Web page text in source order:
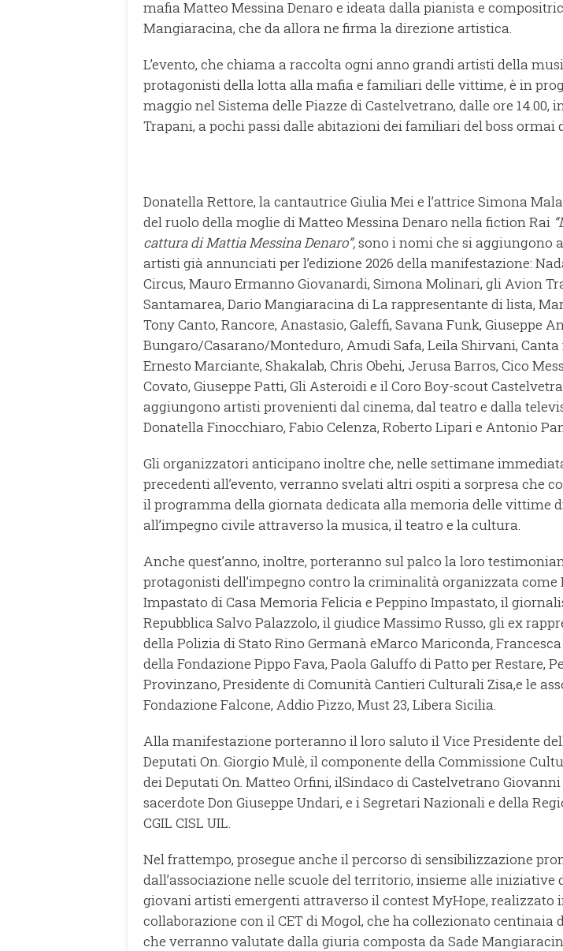
mafia Matteo Messina Denaro e ideata dalla pianista e
Mangiaracina, che da allora ne firma la direzione artistica.
L’evento, che chiama a raccolta ogni anno grandi artisti della
protagonisti della lotta alla mafia e familiari delle vittime, è in
maggio nel Sistema delle Piazze di Castelvetrano, dalle ore 14.00,
Trapani, a pochi passi dalle abitazioni dei familiari del boss ormai
Donatella Rettore, la cantautrice Giulia Mei e l’attrice Simona
del ruolo della moglie di Matteo Messina Denaro nella fiction Rai
cattura di Mattia Messina Denaro”,sono i nomi che si aggiungono
artisti già annunciati per l’edizione 2026 della manifestazione:
Circus, Mauro Ermanno Giovanardi, Simona Molinari, gli Avion
Santamarea, Dario Mangiaracina di La rappresentante di lista,
Tony Canto, Rancore, Anastasio, Galeffi, Savana Funk, Giuseppe
Bungaro/Casarano/Monteduro, Amudi Safa, Leila Shirvani, Canta
Ernesto Marciante, Shakalab, Chris Obehi, Jerusa Barros, Cico
Covato, Giuseppe Patti, Gli Asteroidi e il Coro Boy-scout
aggiungono artisti provenienti dal cinema, dal teatro e dalla
Donatella Finocchiaro, Fabio Celenza, Roberto Lipari e Antonio
Gli organizzatori anticipano inoltre che, nelle settimane
precedenti all’evento, verranno svelati altri ospiti a sorpresa che
il programma della giornata dedicata alla memoria delle vittime
all’impegno civile attraverso la musica, il teatro e la cultura.
Anche quest’anno, inoltre, porteranno sul palco la loro
protagonisti dell’impegno contro la criminalità organizzata come
Impastato di Casa Memoria Felicia e Peppino Impastato, il
Repubblica Salvo Palazzolo, il giudice Massimo Russo, gli ex
della Polizia di Stato Rino Germanà eMarco Mariconda,
della Fondazione Pippo Fava, Paola Galuffo di Patto per Restare,
Provinzano,Presidente di Comunità Cantieri Culturali Zisa,e le
Fondazione Falcone, Addio Pizzo, Must 23, Libera Sicilia.
Alla manifestazione porteranno il loro saluto il Vice Presidente
Deputati On. Giorgio Mulè,il componente della Commissione
dei Deputati On. Matteo Orfini, ilSindaco di Castelvetrano
sacerdote Don Giuseppe Undari, e i Segretari Nazionali e della
CGIL CISL UIL.
Nel frattempo, prosegue anche il percorso di sensibilizzazione
dall’associazione nelle scuole del territorio, insieme alle iniziative
giovani artisti emergenti attraverso il contest MyHope, realizzato
collaborazione con il CET di Mogol, che ha collezionato centinaia
che verranno valutate dalla giuria composta da Sade